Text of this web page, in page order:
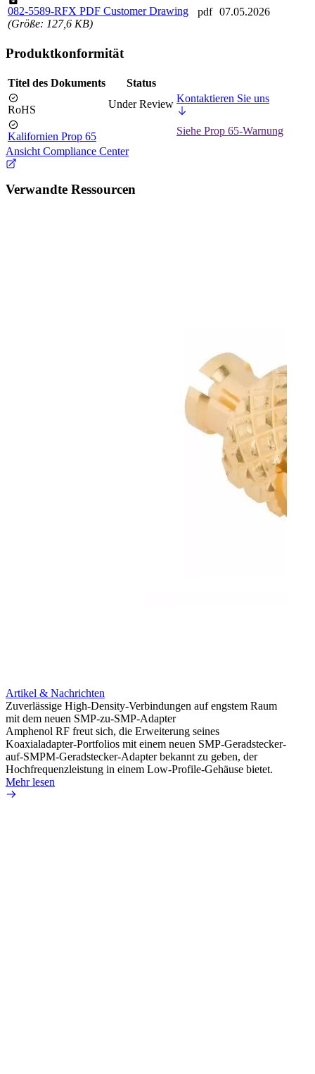
082-5589-RFX PDF Customer Drawing
(Größe: 127,6 KB)
pdf 07.05.2026
Produktkonformität
Titel des Dokuments Status
RoHS Under Review Kontaktieren Sie uns
Kalifornien Prop 65
Siehe Prop 65-Warnung
Ansicht Compliance Center
Verwandte Ressourcen
Artikel & Nachrichten
Zuverlässige High-Density-Verbindungen auf engstem Raum
mit dem neuen SMP-zu-SMP-Adapter
Amphenol RF freut sich, die Erweiterung seines
Koaxialadapter-Portfolios mit einem neuen SMP-Geradstecker-
auf-SMPM-Geradstecker-Adapter bekannt zu geben, der
Hochfrequenzleistung in einem Low-Profile-Gehäuse bietet.
Mehr lesen